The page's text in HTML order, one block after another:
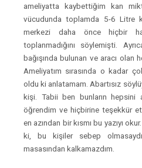
ameliyatta kaybettiğim kan
vücudunda toplamda 5-6 Litre
merkezi daha önce hiçbir
toplanmadığını söylemişti.
bağışında bulunan ve aracı olan
Ameliyatım sırasında o kadar
oldu ki anlatamam. Abartısız
kişi. Tabii ben bunların hepsini
öğrendim ve hiçbirine teşekkür
en azından bir kısmı bu yazıyı
ki, bu kişiler sebep
masasından kalkamazdım.